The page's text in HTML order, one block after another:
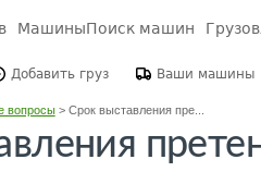
МашиныПоиск машин
Добавить груз Ваши машины
вопросы> Срок выставления пре...